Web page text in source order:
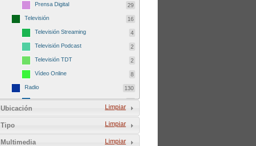
Prensa Digital 29
Televisión 16
Televisión Streaming 4
Televisión Podcast 2
Televisión TDT 2
Vídeo Online 8
Radio 130
Radio FM 46
Radio Podcast 41
Radio TDT 1
Limpiar
Ubicación
Limpiar
Tipo
Limpiar
Multimedia